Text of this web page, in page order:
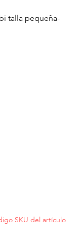
talla pequeña-
SKU del artículo